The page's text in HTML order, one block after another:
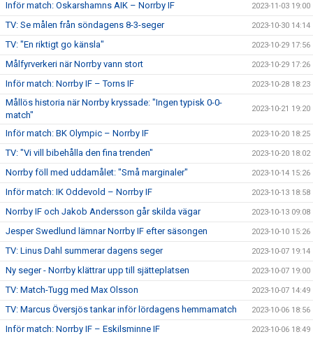
Inför match: Oskarshamns AIK – Norrby IF 2023-11-03 19:00
TV: Se målen från söndagens 8-3-seger 2023-10-30 14:14
TV: "En riktigt go känsla" 2023-10-29 17:56
Målfyrverkeri när Norrby vann stort 2023-10-29 17:26
Inför match: Norrby IF – Torns IF 2023-10-28 18:23
Mållös historia när Norrby kryssade: "Ingen typisk 0-0-
match"
2023-10-21 19:20
Inför match: BK Olympic – Norrby IF 2023-10-20 18:25
TV: "Vi vill bibehålla den fina trenden" 2023-10-20 18:02
Norrby föll med uddamålet: "Små marginaler" 2023-10-14 15:26
Inför match: IK Oddevold – Norrby IF 2023-10-13 18:58
Norrby IF och Jakob Andersson går skilda vägar 2023-10-13 09:08
Jesper Swedlund lämnar Norrby IF efter säsongen 2023-10-10 15:26
TV: Linus Dahl summerar dagens seger 2023-10-07 19:14
Ny seger - Norrby klättrar upp till sjätteplatsen 2023-10-07 19:00
TV: Match-Tugg med Max Olsson 2023-10-07 14:49
TV: Marcus Översjös tankar inför lördagens hemmamatch 2023-10-06 18:56
Inför match: Norrby IF – Eskilsminne IF 2023-10-06 18:49